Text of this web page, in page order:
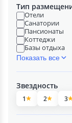
Тип
Отели
Санатории
Пансионаты
Коттеджи
Базы отдыха
Показать все
Звездность
1 2 3